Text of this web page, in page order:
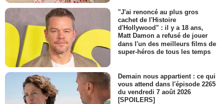
"J'ai renoncé au plus gros
cachet de l'Histoire
d'Hollywood" : il y a 18 ans,
Matt Damon a refusé de jouer
dans l'un des meilleurs films de
super-héros de tous les temps
Demain nous appartient : ce qui
vous attend dans l'épisode 2265
du vendredi 7 août 2026
[SPOILERS]